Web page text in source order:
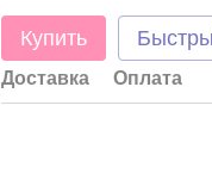
Купить
Доставка Оплата